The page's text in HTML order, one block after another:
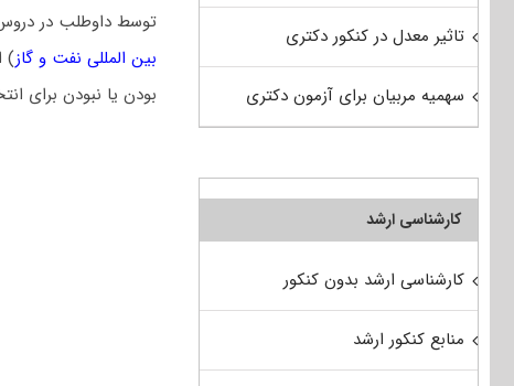
توسط داوطلب در
بین المللی نفت و گاز)
بودن یا نبودن برای
تاثیر معدل در کنکور دکتری
سهمیه مربیان برای آزمون دکتری
کارشناسی ارشد
کارشناسی ارشد بدون کنکور
منابع کنکور ارشد